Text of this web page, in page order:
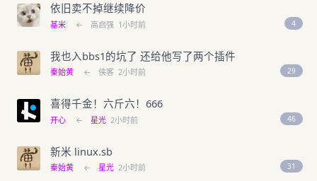
依旧卖不掉继续降价
基米 ← 高启强 1小时前 4
我也入bbs1的坑了 还给他写了两个插件
秦始黄 ← 侠客 2小时前 29
喜得千金！六斤六！666
开心 ← 星光 2小时前 46
新米 linux.sb
秦始黄 ← 星光 2小时前 31